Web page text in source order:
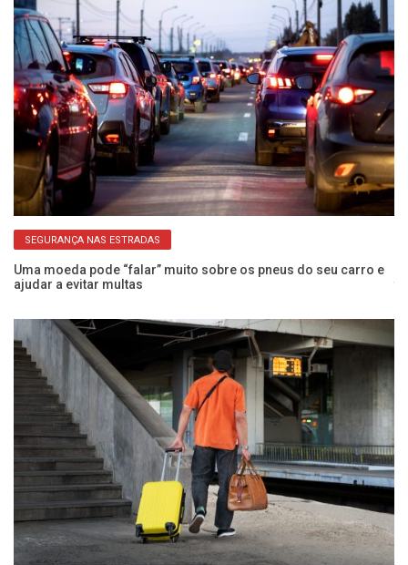
SEGURANÇA NAS ESTRADAS
Uma moeda pode “falar” muito sobre os pneus do seu carro e
ajudar a evitar multas